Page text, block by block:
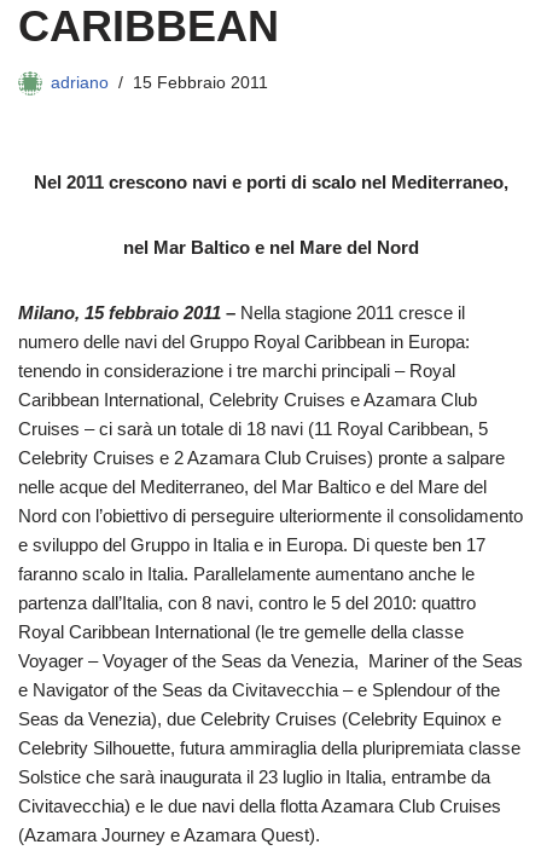
CARIBBEAN
adriano 15 Febbraio 2011
Nel 2011 crescono navi e porti di scalo nel Mediterraneo,
nel Mar Baltico e nel Mare del Nord
Milano, 15 febbraio 2011 – Nella stagione 2011 cresce il
numero delle navi del Gruppo Royal Caribbean in Europa:
tenendo in considerazione i tre marchi principali – Royal
Caribbean International, Celebrity Cruises e Azamara Club
Cruises – ci sarà un totale di 18 navi (11 Royal Caribbean, 5
Celebrity Cruises e 2 Azamara Club Cruises) pronte a salpare
nelle acque del Mediterraneo, del Mar Baltico e del Mare del
Nord con l’obiettivo di perseguire ulteriormente il consolidamento
e sviluppo del Gruppo in Italia e in Europa. Di queste ben 17
faranno scalo in Italia. Parallelamente aumentano anche le
partenza dall’Italia, con 8 navi, contro le 5 del 2010: quattro
Royal Caribbean International (le tre gemelle della classe
Voyager – Voyager of the Seas da Venezia, Mariner of the Seas
e Navigator of the Seas da Civitavecchia – e Splendour of the
Seas da Venezia), due Celebrity Cruises (Celebrity Equinox e
Celebrity Silhouette, futura ammiraglia della pluripremiata classe
Solstice che sarà inaugurata il 23 luglio in Italia, entrambe da
Civitavecchia) e le due navi della flotta Azamara Club Cruises
(Azamara Journey e Azamara Quest).